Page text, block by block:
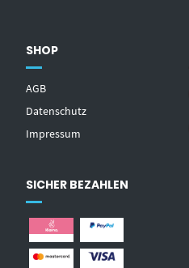
SHOP
AGB
Datenschutz
Impressum
SICHER BEZAHLEN